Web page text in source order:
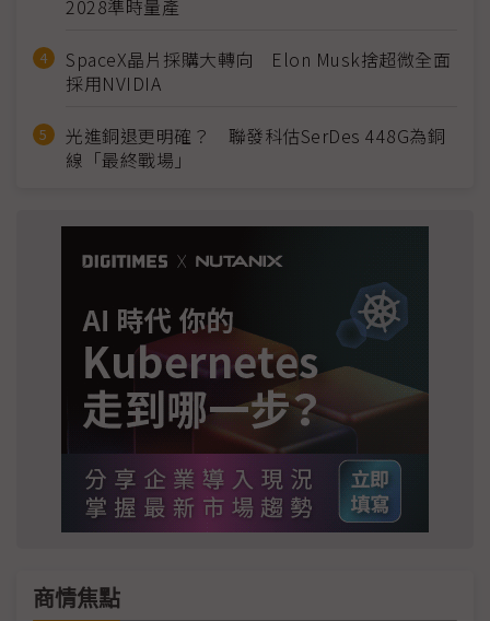
2028準時量產
SpaceX晶片採購大轉向 Elon Musk捨超微全面
採用NVIDIA
光進銅退更明確？ 聯發科估SerDes 448G為銅
線「最終戰場」
商情焦點